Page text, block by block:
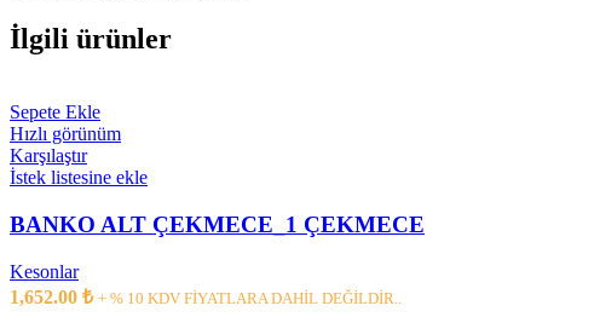
İlgili ürünler
Sepete Ekle
Hızlı görünüm
Karşılaştır
İstek listesine ekle
BANKO ALT ÇEKMECE_1 ÇEKMECE
Kesonlar
1,652.00 ₺ + % 10 KDV FİYATLARA DAHİL DEĞİLDİR..